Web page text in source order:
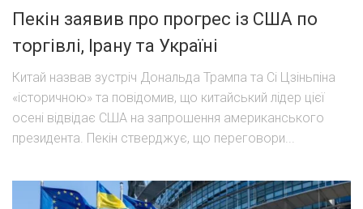
Пекін заявив про прогрес із США по
торгівлі, Ірану та Україні
Китай назвав зустріч Дональда Трампа та Сі Цзіньпіна
«історичною» та повідомив, що китайський лідер цієї
осені відвідає США на запрошення американського
президента. Пекін стверджує, що переговори...